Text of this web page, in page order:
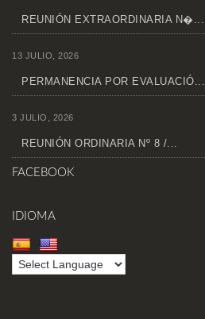
REUNIÓN EXTRAORDINARIA N�...
13 JULIO, 2026
PERMANENCIA POR EVALUACIÓ...
3 JULIO, 2026
REUNIÓN ORDINARIA Nº 8 /...
FACEBOOK
IDIOMA